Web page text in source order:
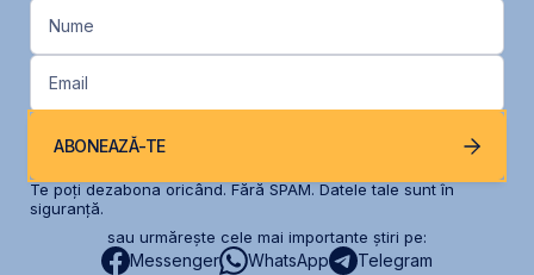
Nume
Email
ABONEAZĂ-TE
Te poți dezabona oricând. Fără SPAM. Datele tale sunt în
siguranță.
sau urmărește cele mai importante știri pe:
Messenger WhatsApp Telegram